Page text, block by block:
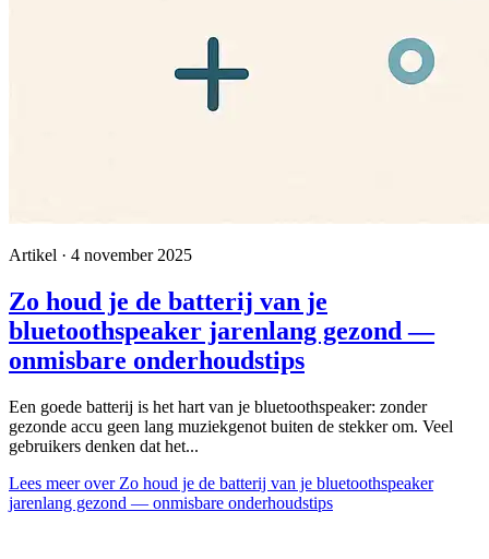
Artikel · 4 november 2025
Zo houd je de batterij van je
bluetoothspeaker jarenlang gezond —
onmisbare onderhoudstips
Een goede batterij is het hart van je bluetoothspeaker: zonder
gezonde accu geen lang muziekgenot buiten de stekker om. Veel
gebruikers denken dat het...
Lees meerover Zo houd je de batterij van je bluetoothspeaker
jarenlang gezond — onmisbare onderhoudstips